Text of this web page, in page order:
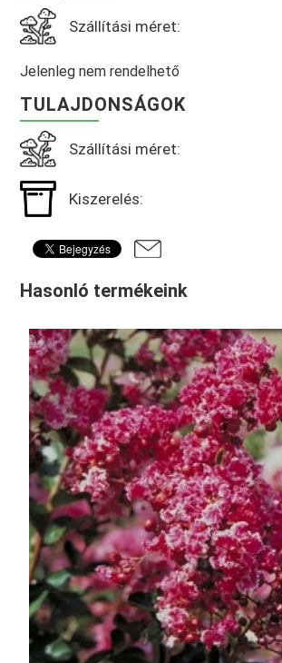
Szállítási méret:
Jelenleg nem rendelhető
TULAJDONSÁGOK
Szállítási méret:
Kiszerelés:
Hasonló termékeink